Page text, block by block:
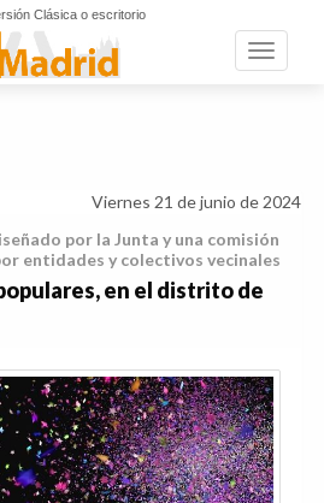
Clásica o escritorio
Toggle
Viernes 21 de junio de 2024
por la Junta y una comisión
entidades y colectivos vecinales
en el distrito de